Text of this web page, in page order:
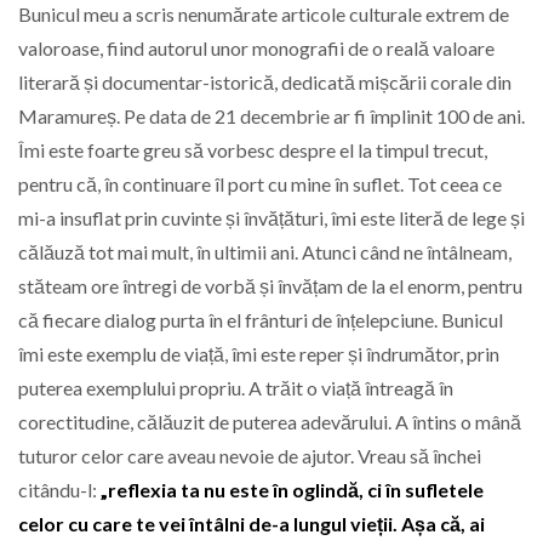
Bunicul meu a scris nenumărate articole culturale extrem de
valoroase, fiind autorul unor monografii de o reală valoare
literară și documentar-istorică, dedicată mișcării corale din
Maramureș. Pe data de 21 decembrie ar fi împlinit 100 de ani.
Îmi este foarte greu să vorbesc despre el la timpul trecut,
pentru că, în continuare îl port cu mine în suflet. Tot ceea ce
mi-a insuflat prin cuvinte și învățături, îmi este literă de lege și
călăuză tot mai mult, în ultimii ani. Atunci când ne întâlneam,
stăteam ore întregi de vorbă și învățam de la el enorm, pentru
că fiecare dialog purta în el frânturi de înțelepciune. Bunicul
îmi este exemplu de viață, îmi este reper și îndrumător, prin
puterea exemplului propriu. A trăit o viață întreagă în
corectitudine, călăuzit de puterea adevărului. A întins o mână
tuturor celor care aveau nevoie de ajutor. Vreau să închei
citându-l: „reflexia ta nu este în oglindă, ci în sufletele
celor cu care te vei întâlni de-a lungul vieții. Așa că, ai